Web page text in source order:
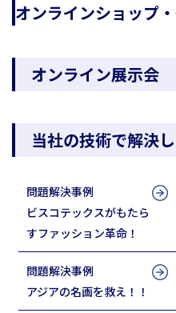
オンラインショップ
オンライン展示会
当社の技術で解決
問題解決事例
ビスコテックスがもたら
すファッション革命！
問題解決事例
アジアの名画を救え！！